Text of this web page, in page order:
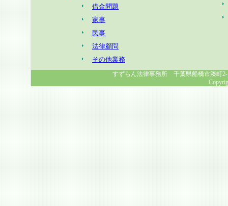
借金問題
家事
民事
法律顧問
その他業務
すずらん法律事務所 千葉県船橋市湊町